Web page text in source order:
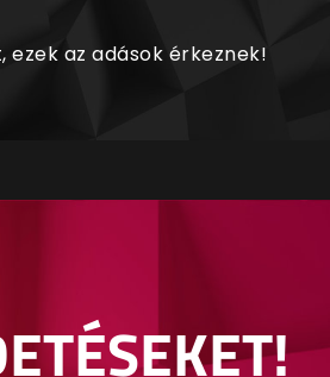
az adások érkeznek!